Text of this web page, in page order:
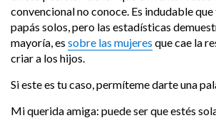
convencional no conoce. Es indudable
papás solos, pero las estadísticas
mayoría, es sobre las mujeres que cae la
criar a los hijos.
Si este es tu caso, permíteme darte una
Mi querida amiga: puede ser que estés